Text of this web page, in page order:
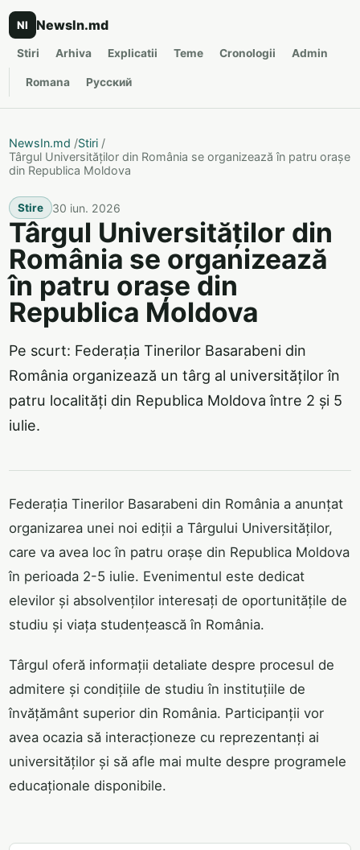
NI NewsIn.md
Stiri Arhiva Explicatii Teme Cronologii Admin
Romana Русский
NewsIn.md /Stiri /
Târgul Universităților din România se organizează în patru orașe
din Republica Moldova
Stire 30 iun. 2026
Târgul Universităților din
România se organizează
în patru orașe din
Republica Moldova
Pe scurt: Federația Tinerilor Basarabeni din
România organizează un târg al universităților în
patru localități din Republica Moldova între 2 și 5
iulie.
Federația Tinerilor Basarabeni din România a anunțat
organizarea unei noi ediții a Târgului Universităților,
care va avea loc în patru orașe din Republica Moldova
în perioada 2-5 iulie. Evenimentul este dedicat
elevilor și absolvenților interesați de oportunitățile de
studiu și viața studențească în România.
Târgul oferă informații detaliate despre procesul de
admitere și condițiile de studiu în instituțiile de
învățământ superior din România. Participanții vor
avea ocazia să interacționeze cu reprezentanți ai
universităților și să afle mai multe despre programele
educaționale disponibile.